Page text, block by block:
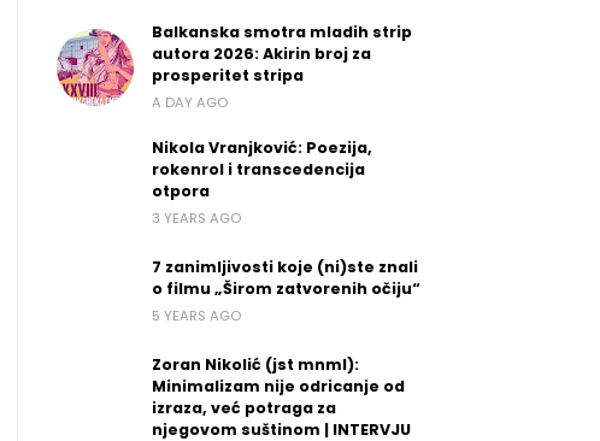
Balkanska smotra mladih strip
autora 2026: Akirin broj za
prosperitet stripa
A DAY AGO
Nikola Vranjković: Poezija,
rokenrol i transcedencija
otpora
3 YEARS AGO
7 zanimljivosti koje (ni)ste znali
o filmu „Širom zatvorenih očiju“
5 YEARS AGO
Zoran Nikolić (jst mnml):
Minimalizam nije odricanje od
izraza, već potraga za
njegovom suštinom | INTERVJU